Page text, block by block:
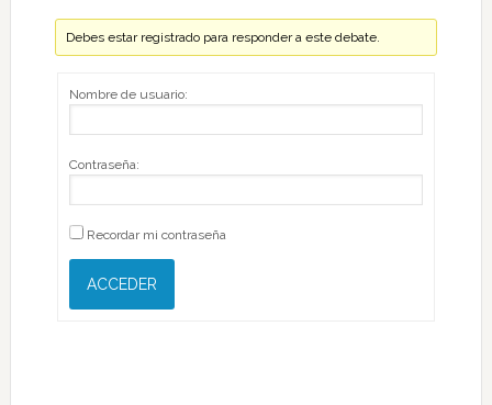
Debes estar registrado para responder a este debate.
Nombre de usuario:
Contraseña:
Recordar mi contraseña
ACCEDER